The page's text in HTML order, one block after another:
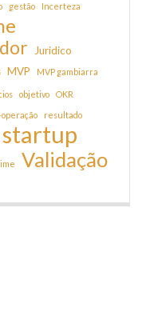
gestão Incerteza
Juridico
MVP MVP gambiarra
objetivo OKR
resultado
startup
Validação